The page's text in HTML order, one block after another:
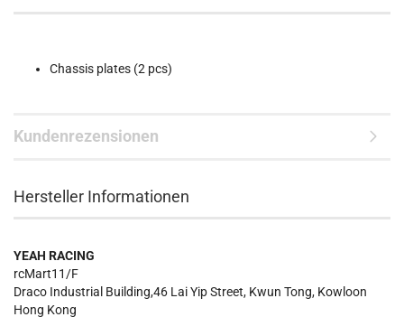
Chassis plates (2 pcs)
Kundenrezensionen
Hersteller Informationen
YEAH RACING
rcMart11/F
Draco Industrial Building,46 Lai Yip Street, Kwun Tong, Kowloon
Hong Kong